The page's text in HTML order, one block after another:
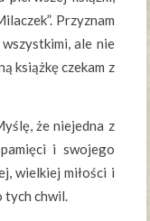
Przyznam
wszystkimi, ale nie
książkę czekam z
że niejedna z
i swojego
wielkiej miłości i
tych chwil.